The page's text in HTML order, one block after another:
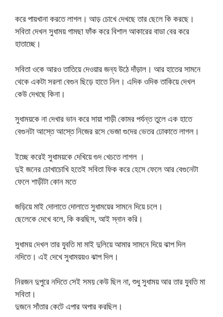
করে পায়খানা করতে লাগল। আড় চোখে দেখছে তার ছেলে কি করছে।
সবিতা দেখল সুধাময় গামছা ফাঁক করে বিশাল আকারের বাডা বের করে
হাতাচ্ছে।
সবিতা ওকে আরও তাতিয়ে দেওয়ার জন্য উঠে দাঁড়াল। আর হাতের সামনে
থেকে একটা সরলা বেগুন ছিড়ে হাতে নিল। এদিক ওদিক তাকিয়ে দেখল
কেউ দেখছে কিনা।
সুধাময়কে না দেখার ভান করে সায়া শাড়ী কোমর পর্যন্ত তুলে এক হাতে
বেগুনটা আস্তে আস্তে নিজের রসে ভেজা গুদের ভেতর ঢোকাতে লাগল।
ইচ্ছে করেই সুধাময়কে দেখিয়ে গুদ খেচতে লাগল ।
দুই জনের চোখাচোখি হতেই সবিতা ফিক করে হেসে ফেলে আর বেগুনেটা
ফেলে শাড়ীটা কোন মতে
জড়িয়ে মাই দোলাতে দোলাতে সুধাময়ের সামনে দিয়ে চলে।
ছেলেকে দেখে বলে, কি করছিস, আই স্নান করি।
সুধাময় দেখল তার যুবতি মা মাই দুলিয়ে আমার সামনে দিয়ে ঝাপ দিল
নদিতে। এই দেখে সুধাময়য়ও ঝাপ দিল।
নিরজন দুপুরে নদিতে সেই সময় কেউ ছিল না, শুধু সুধাময় আর তার যুবতি মা
সবিতা।
দুজনে সাঁতার কেটে এপার অপার করছিল।